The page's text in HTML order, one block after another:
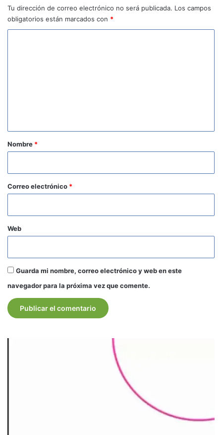
Tu dirección de correo electrónico no será publicada. Los campos
obligatorios están marcados con *
r
o
*
Nombre *
Correo electrónico *
Web
Guarda mi nombre, correo electrónico y web en este
navegador para la próxima vez que comente.